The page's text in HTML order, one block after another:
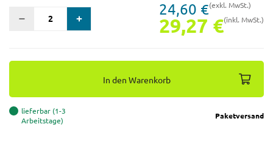
24,60 €(exkl. MwSt.)
29,27 €(inkl. MwSt.)
In den Warenkorb
lieferbar (1-3
Arbeitstage)
Paketversand